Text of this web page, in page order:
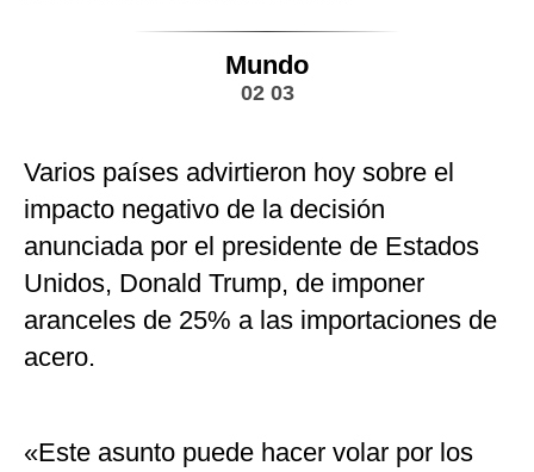
Mundo
02 03
Varios países advirtieron hoy sobre el
impacto negativo de la decisión
anunciada por el presidente de Estados
Unidos, Donald Trump, de imponer
aranceles de 25% a las importaciones de
acero.
«Este asunto puede hacer volar por los